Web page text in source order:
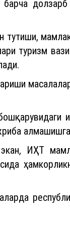
туризм
ИҲТ